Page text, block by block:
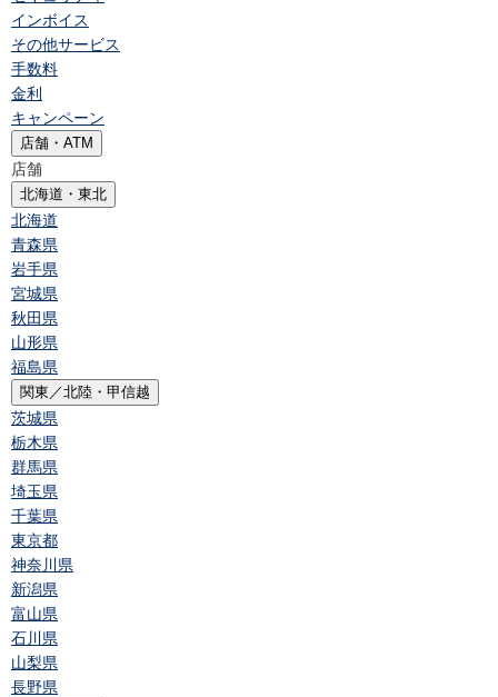
インボイス
その他サービス
手数料
金利
キャンペーン
店舗・ATM
店舗
北海道・東北
北海道
青森県
岩手県
宮城県
秋田県
山形県
福島県
関東／北陸・甲信越
茨城県
栃木県
群馬県
埼玉県
千葉県
東京都
神奈川県
新潟県
富山県
石川県
山梨県
長野県